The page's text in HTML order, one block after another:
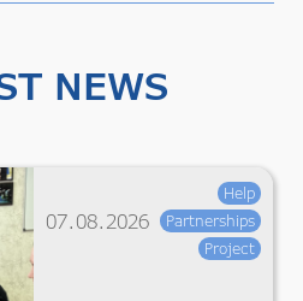
NEWS
07.08.2026
Help
Partnerships
Project